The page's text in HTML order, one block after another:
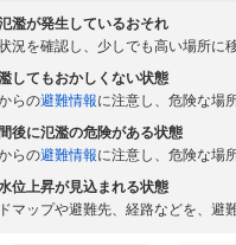
濫が発生しているおそれ
況を確認し、少しでも高い場所に
してもおかしくない状態
らの避難情報に注意し、危険な場
後に氾濫の危険がある状態
らの避難情報に注意し、危険な場
位上昇が見込まれる状態
マップや避難先、経路などを、避